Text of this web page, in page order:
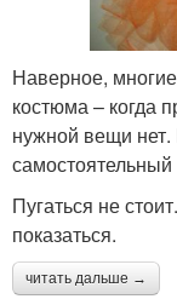
Наверное,
костюма – когда
нужной вещи
Пугаться не
показаться.
читать дальше →